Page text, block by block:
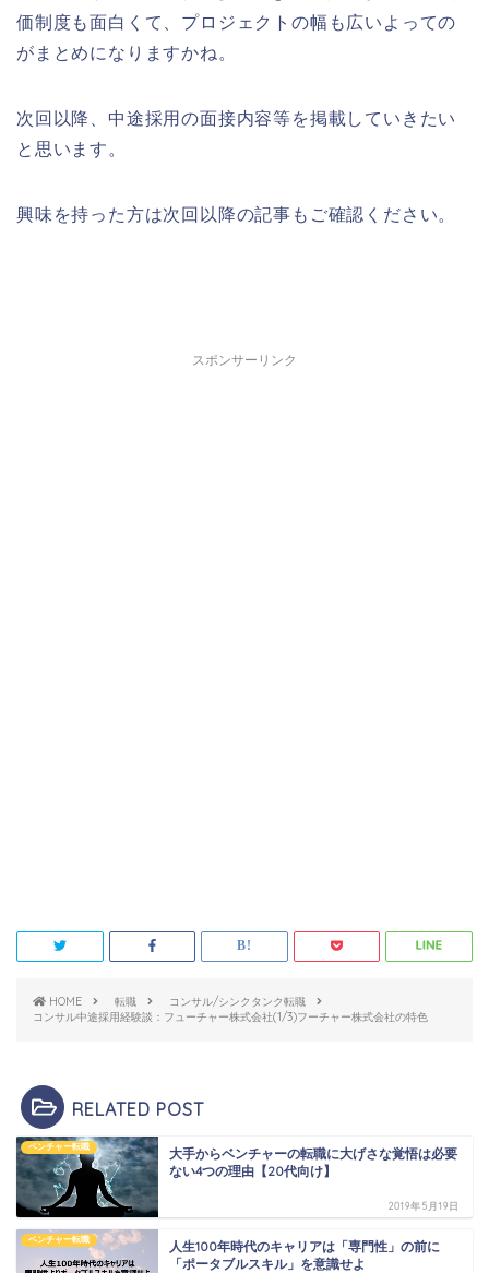
価制度も面白くて、プロジェクトの幅も広いよっての
がまとめになりますかね。
次回以降、中途採用の面接内容等を掲載していきたい
と思います。
興味を持った方は次回以降の記事もご確認ください。
スポンサーリンク
HOME 転職
コンサル/シンクタンク転職
コンサル中途採用経験談：フューチャー株式会社(1/3)フーチャー株式会社の特色
RELATED POST
ベンチャー転職
大手からベンチャーの転職に大げさな覚悟は必要
ない4つの理由【20代向け】
2019年5月19日
ベンチャー転職
人生100年時代のキャリアは「専門性」の前に
「ポータブルスキル」を意識せよ